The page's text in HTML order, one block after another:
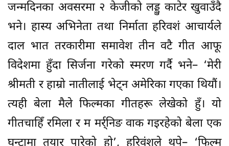
तर कुन डिभिजनमा पास भइन्छ भन्ने कुराले ढुकढुक
भइरहन्छ। फिल्म प्रदर्शन भएपछि दर्शकले मन पराएर
पछि मात्र यसको नतिजा थाहा हुन्छ।’
गायक राजेशपायल राईले आफूलाई शम्भुजित
बासकोटाको संगीतमा गाउने रहर भए पनि विभिन्न
कारणले नमिलेको र करिब १२ वर्षपछि सँगै काम गर्ने